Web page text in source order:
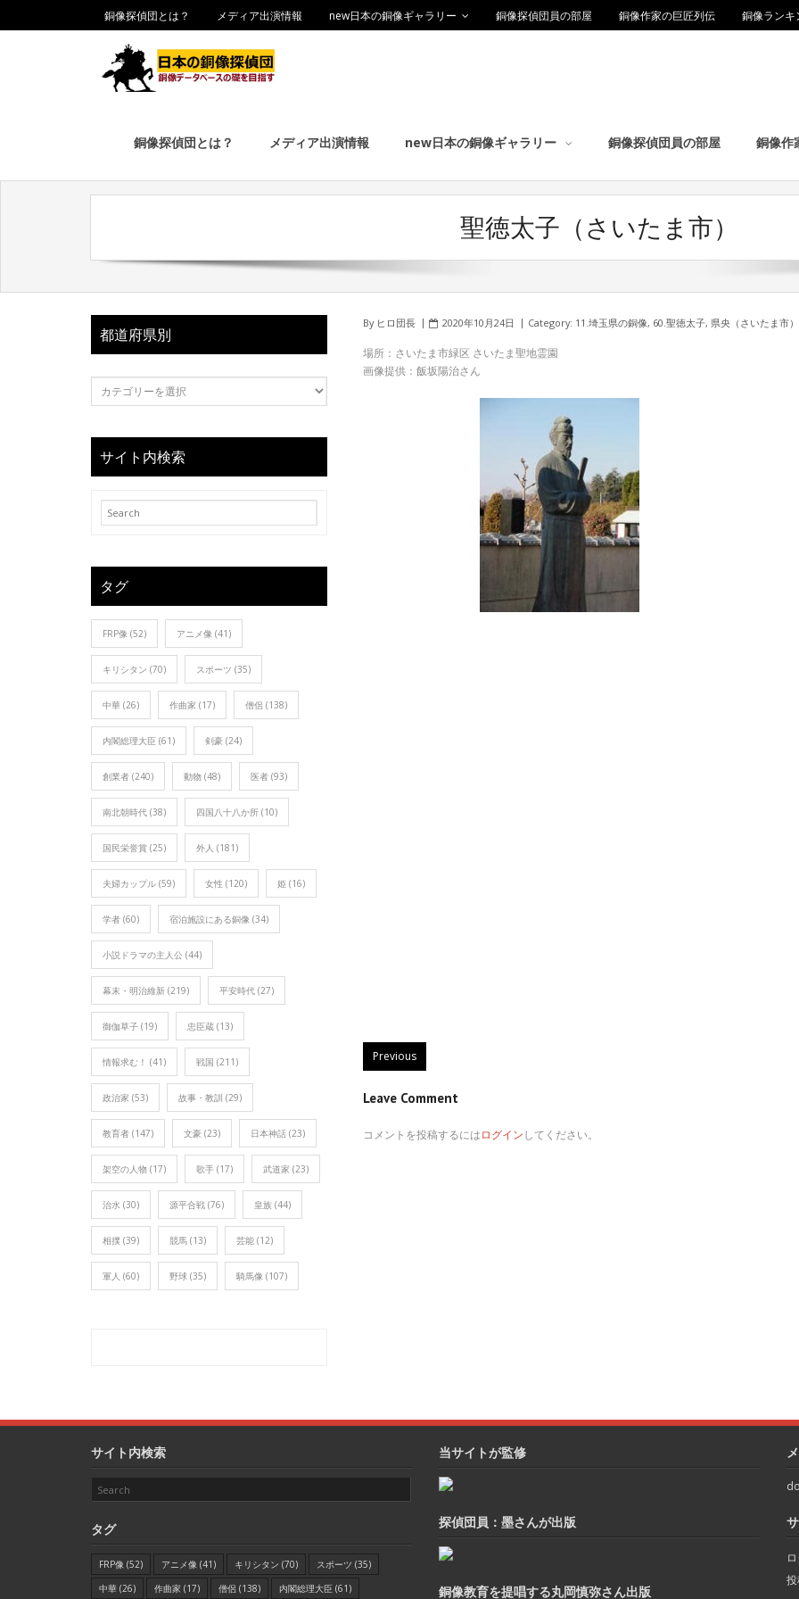
銅像探偵団とは？ メディア出演情報 new日本の銅像ギャラリー 銅像探偵団員の部屋 銅像作家の巨匠列伝 銅像ランキ
銅像探偵団とは？ メディア出演情報 new日本の銅像ギャラリー 銅像探偵団員の部屋 銅像作
聖徳太子（さいたま市）
By ヒロ団長 2020年10月24日 Category: 11.埼玉県の銅像, 60.聖徳太子, 県央（さいたま市）
場所：さいたま市緑区 さいたま聖地霊園
画像提供：飯坂陽治さん
Previous
Leave Comment
コメントを投稿するにはログインしてください。
都道府県別
サイト内検索
タグ
FRP像 (52) アニメ像 (41)
キリシタン (70) スポーツ (35)
中華 (26) 作曲家 (17) 僧侶 (138)
内閣総理大臣 (61) 剣豪 (24)
創業者 (240) 動物 (48) 医者 (93)
南北朝時代 (38) 四国八十八か所 (10)
国民栄誉賞 (25) 外人 (181)
夫婦カップル (59) 女性 (120) 姫 (16)
学者 (60) 宿泊施設にある銅像 (34)
小説ドラマの主人公 (44)
幕末・明治維新 (219) 平安時代 (27)
御伽草子 (19) 忠臣蔵 (13)
情報求む！ (41) 戦国 (211)
政治家 (53) 故事・教訓 (29)
教育者 (147) 文豪 (23) 日本神話 (23)
架空の人物 (17) 歌手 (17) 武道家 (23)
治水 (30) 源平合戦 (76) 皇族 (44)
相撲 (39) 競馬 (13) 芸能 (12)
軍人 (60) 野球 (35) 騎馬像 (107)
サイト内検索
タグ
FRP像 (52) アニメ像 (41) キリシタン (70) スポーツ (35)
中華 (26) 作曲家 (17) 僧侶 (138) 内閣総理大臣 (61)
当サイトが監修
探偵団員：墨さんが出版
銅像教育を提唱する丸岡慎弥さん出版